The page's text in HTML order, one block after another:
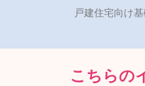
戸建住宅向け
こちらの